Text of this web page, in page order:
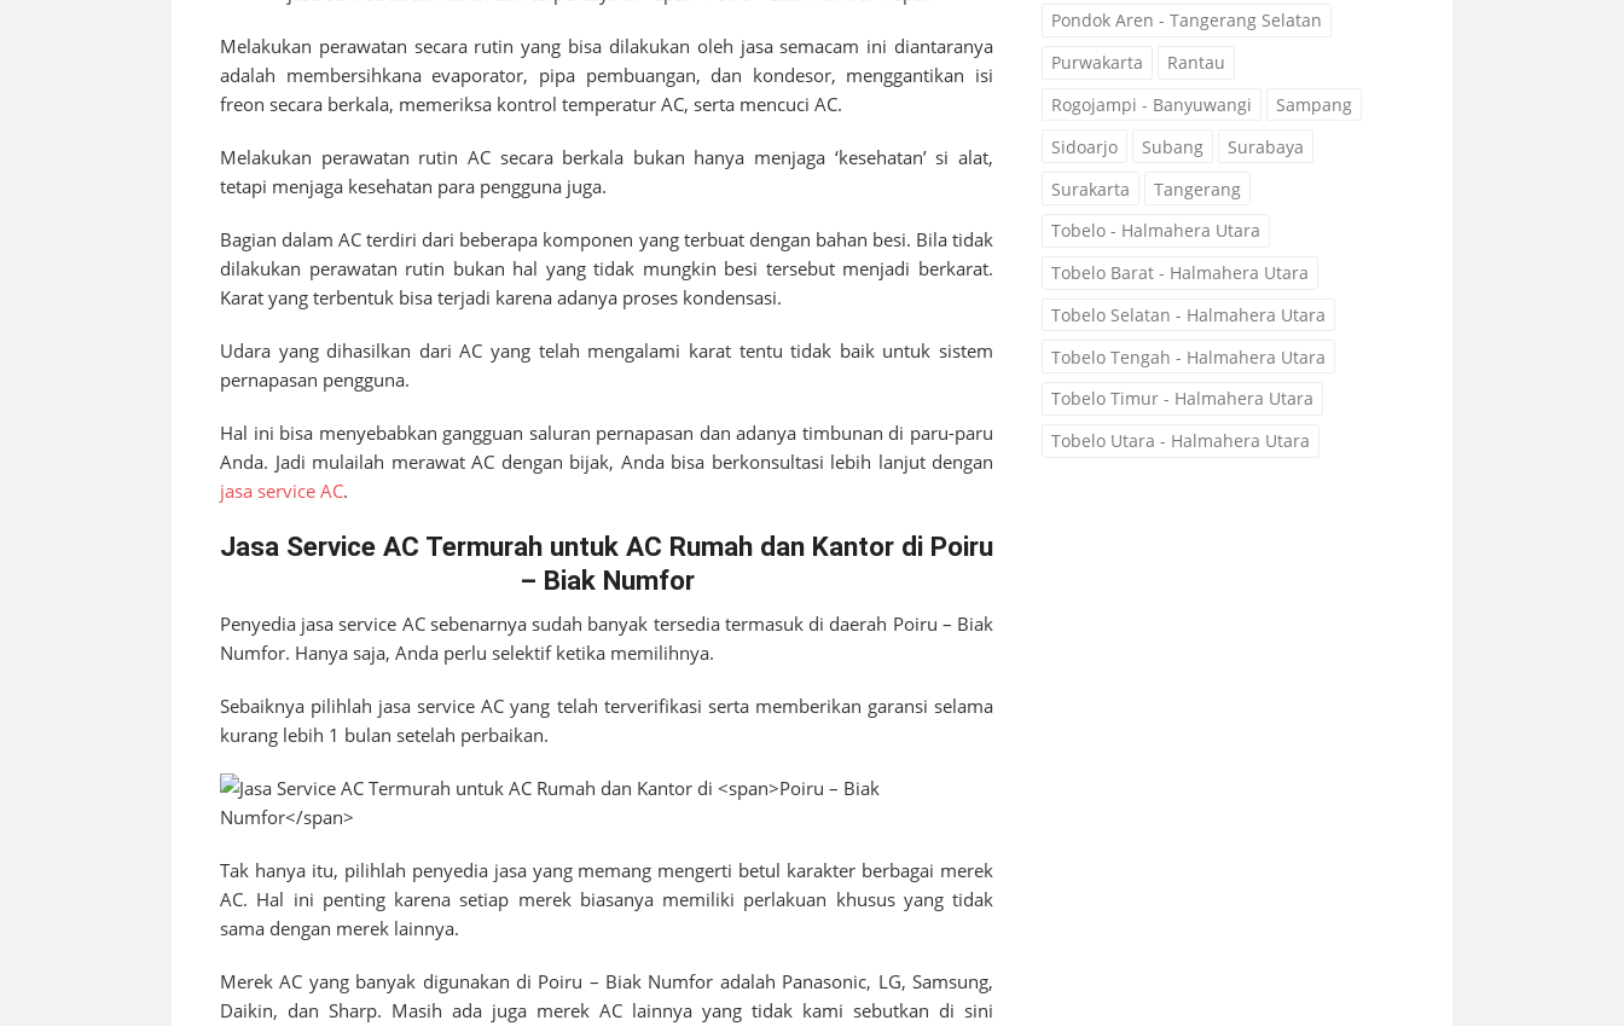
Melakukan perawatan secara rutin yang bisa dilakukan oleh jasa semacam ini diantaranya
adalah membersihkana evaporator, pipa pembuangan, dan kondesor, menggantikan isi
freon secara berkala, memeriksa kontrol temperatur AC, serta mencuci AC.
Melakukan perawatan rutin AC secara berkala bukan hanya menjaga ‘kesehatan’ si alat,
tetapi menjaga kesehatan para pengguna juga.
Bagian dalam AC terdiri dari beberapa komponen yang terbuat dengan bahan besi. Bila tidak
dilakukan perawatan rutin bukan hal yang tidak mungkin besi tersebut menjadi berkarat.
Karat yang terbentuk bisa terjadi karena adanya proses kondensasi.
Udara yang dihasilkan dari AC yang telah mengalami karat tentu tidak baik untuk sistem
pernapasan pengguna.
Hal ini bisa menyebabkan gangguan saluran pernapasan dan adanya timbunan di paru-paru
Anda. Jadi mulailah merawat AC dengan bijak, Anda bisa berkonsultasi lebih lanjut dengan
jasa service AC.
Jasa Service AC Termurah untuk AC Rumah dan Kantor di Poiru
– Biak Numfor
Penyedia jasa service AC sebenarnya sudah banyak tersedia termasuk di daerah Poiru – Biak
Numfor. Hanya saja, Anda perlu selektif ketika memilihnya.
Sebaiknya pilihlah jasa service AC yang telah terverifikasi serta memberikan garansi selama
kurang lebih 1 bulan setelah perbaikan.
Tak hanya itu, pilihlah penyedia jasa yang memang mengerti betul karakter berbagai merek
AC. Hal ini penting karena setiap merek biasanya memiliki perlakuan khusus yang tidak
sama dengan merek lainnya.
Merek AC yang banyak digunakan di Poiru – Biak Numfor adalah Panasonic, LG, Samsung,
Daikin, dan Sharp. Masih ada juga merek AC lainnya yang tidak kami sebutkan di sini
Pondok Aren - Tangerang Selatan
Purwakarta
Rantau
Rogojampi - Banyuwangi
Sampang
Sidoarjo
Subang
Surabaya
Surakarta
Tangerang
Tobelo - Halmahera Utara
Tobelo Barat - Halmahera Utara
Tobelo Selatan - Halmahera Utara
Tobelo Tengah - Halmahera Utara
Tobelo Timur - Halmahera Utara
Tobelo Utara - Halmahera Utara